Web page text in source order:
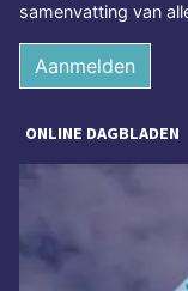
samenvatting van
Aanmelden
ONLINE DAGBLADEN